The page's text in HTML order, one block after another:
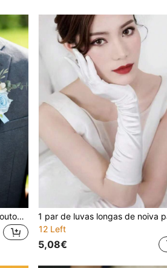
1/2PCS Corsage de Pulso e Boutonnière de Lótus Azul, Pulseiras de Corsage de Flor Artificial para Baile de Finalistas, Corsage de Pulso para Festa de Regresso, para Homens em Casamentos e Festas
12 Left
5,08€